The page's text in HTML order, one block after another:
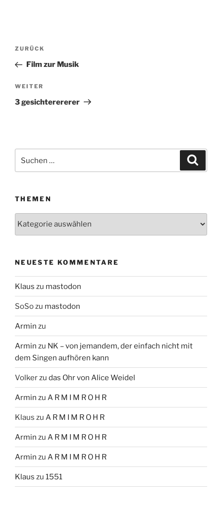
Beitragsnavigation
Vorheriger
Beitrag
ZURÜCK
Film zur Musik
Nächster
Beitrag
WEITER
3 gesichterererer
nach:
THEMEN
Themen
NEUESTE KOMMENTARE
Klaus zu mastodon
SoSozu mastodon
Armin zu
Armin zu NK – von jemandem, der einfach nicht mit
dem Singen aufhören kann
Volkerzu das Ohr von Alice Weidel
Armin zu A R M I M R O H R
Klaus zu A R M I M R O H R
Armin zu A R M I M R O H R
Armin zu A R M I M R O H R
Klaus zu 1551